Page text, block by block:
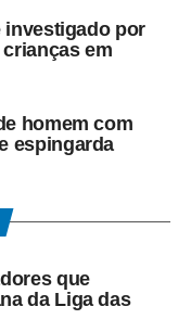
investigado por
em
homem com
espingarda
que
da Liga das